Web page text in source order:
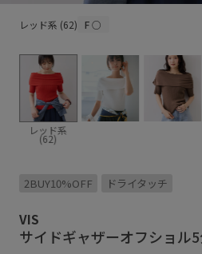
レッド系 (62) F○
レッド系
(62)
2BUY10%OFF ドライタッチ
VIS
サイドギャザーオフショル